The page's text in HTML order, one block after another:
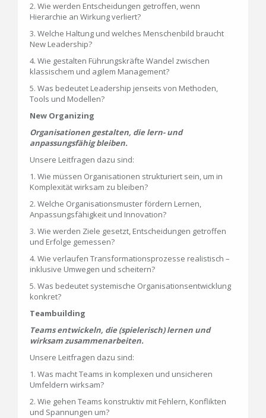
2. Wie werden Entscheidungen getroffen, wenn
Hierarchie an Wirkung verliert?
3. Welche Haltung und welches Menschenbild braucht
New Leadership?
4. Wie gestalten Führungskräfte Wandel zwischen
klassischem und agilem Management?
5. Was bedeutet Leadership jenseits von Methoden,
Tools und Modellen?
New Organizing
Organisationen gestalten, die lern- und
anpassungsfähig bleiben.
Unsere Leitfragen dazu sind:
1. Wie müssen Organisationen strukturiert sein, um in
Komplexität wirksam zu bleiben?
2. Welche Organisationsmuster fördern Lernen,
Anpassungsfähigkeit und Innovation?
3. Wie werden Ziele gesetzt, Entscheidungen getroffen
und Erfolge gemessen?
4. Wie verlaufen Transformationsprozesse realistisch –
inklusive Umwegen und scheitern?
5. Was bedeutet systemische Organisationsentwicklung
konkret?
Teambuilding
Teams entwickeln, die (spielerisch) lernen und
wirksam zusammenarbeiten.
Unsere Leitfragen dazu sind:
1. Was macht Teams in komplexen und unsicheren
Umfeldern wirksam?
2. Wie gehen Teams konstruktiv mit Fehlern, Konflikten
und Spannungen um?